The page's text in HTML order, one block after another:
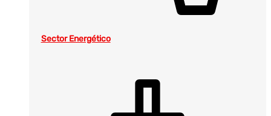
Sector Energético